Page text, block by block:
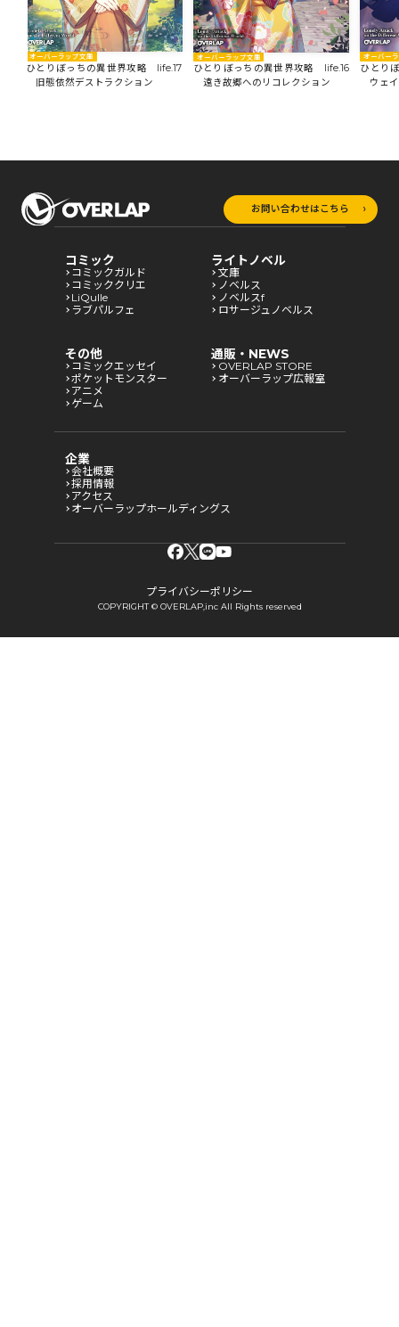
オーバーラップ文庫
ひとりぼっちの異世界攻略 life.17
旧態依然デストラクション
オーバーラップ文庫
ひとりぼっちの異世界攻略 life.16
遠き故郷へのリコレクション
オーバー
ひとり
ウェイ
お問い合わせはこちら
コミック
コミックガルド
コミッククリエ
LiQulle
ラブパルフェ
ライトノベル
文庫
ノベルス
ノベルスf
ロサージュノベルス
その他
コミックエッセイ
ポケットモンスター
アニメ
ゲーム
通販・NEWS
OVERLAP STORE
オーバーラップ広報室
企業
会社概要
採用情報
アクセス
オーバーラップホールディングス
プライバシーポリシー
COPYRIGHT © OVERLAP,inc All Rights reserved